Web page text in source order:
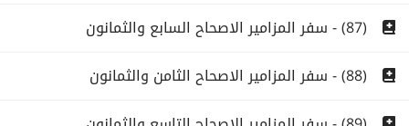
(87) - سفر المزامير الاصحاح السابع والثمانون
(88) - سفر المزامير الاصحاح الثامن والثمانون